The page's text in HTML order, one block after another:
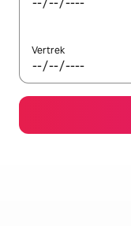
Vertrek